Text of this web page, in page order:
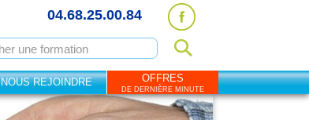
04.68.25.00.84
NOUS REJOINDRE OFFRES
DE DERNIÈRE MINUTE